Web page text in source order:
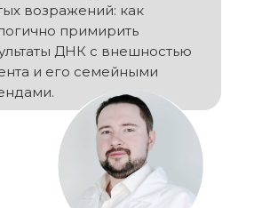
возражений: как
примирить
ДНК с внешностью
и его семейными